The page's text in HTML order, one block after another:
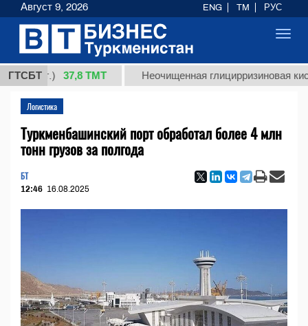
ГТСБТ37,8 ТМТ Неочищенная глицирризиновая кислота
Логистика
Туркменбашинский порт обработал более 4 млн
тонн грузов за полгода
БТ
12:46 16.08.2025
Август 9, 2026 ENG TM РУС